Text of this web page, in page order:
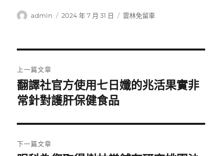
作
admin
發
2024 年 7 月 31 日
分
雲林免留車
章
導
覽
上一篇文章
上
一
文
章:
翻譯社官方使用七日孅的兆活果實非
常針對護肝保健食品
下一篇文章